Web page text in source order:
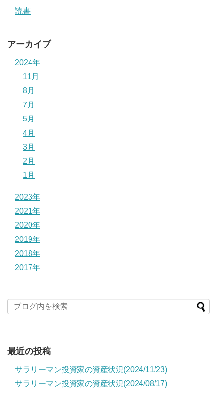
読書
アーカイブ
2024年
11月
8月
7月
5月
4月
3月
2月
1月
2023年
2021年
2020年
2019年
2018年
2017年
最近の投稿
サラリーマン投資家の資産状況(2024/11/23)
サラリーマン投資家の資産状況(2024/08/17)